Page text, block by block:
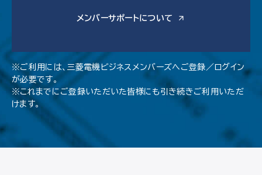
メンバーサポートについて
※ご利用には、三菱電機ビジネスメンバーズへご登録／ログイン
が必要です。
※これまでにご登録いただいた皆様にも引き続きご利用いただ
けます。